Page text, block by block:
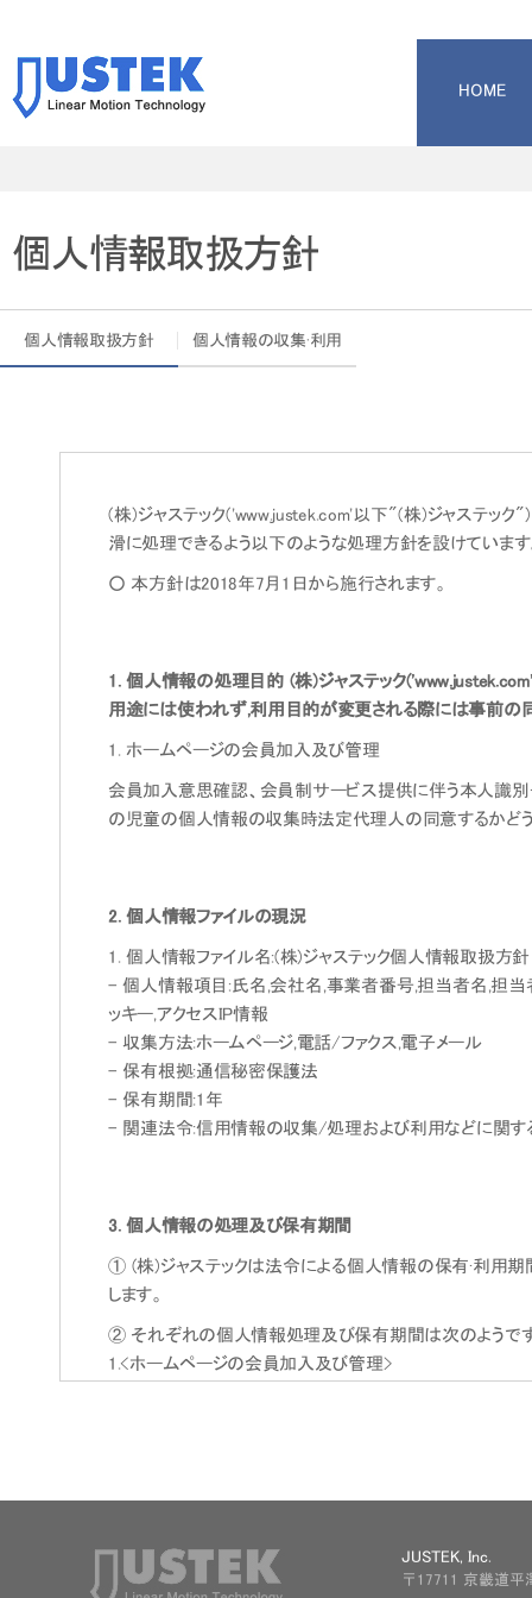
HOME
個人情報取扱方針
個人情報取扱方針 個人情報の収集·利用
(株)ジャステック('www.justek.com'以下"(株)ジャステ
滑に処理できるよう以下のような処理方針を設けています
○ 本方針は2018年7月1日から施行されます。
1. 個人情報の処理目的 (株)ジャステック
用途には使われず,利用目的が変更される際には事前の
1. ホームページの会員加入及び管理
会員加入意思確認、会員制サービス提供に伴う本人識
の児童の個人情報の収集時法定代理人の同意するかど
2. 個人情報ファイルの現況
1. 個人情報ファイル名:(株)ジャステック個人情報取扱方針
- 個人情報項目:氏名,会社名,事業者番号,担当者名,担当
ッキー,アクセスIP情報
- 収集方法:ホームページ,電話/ファクス,電子メール
- 保有根拠:通信秘密保護法
- 保有期間:1年
- 関連法令:信用情報の収集/処理および利用などに関す
3. 個人情報の処理及び保有期間
① (株)ジャステックは法令による個人情報の保有·利用
します。
② それぞれの個人情報処理及び保有期間は次のようで
1.<ホームページの会員加入及び管理>
4. 個人情報の第3者提供に関する事項
① (株)ジャステック('www.justek.com'以下'(株)ジャステ
JUSTEK, Inc.
〒17711 京畿道